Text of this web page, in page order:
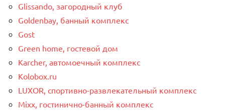
Glissando, загородный клуб
Goldenbay, банный комплекс
Gost
Green home, гостевой дом
Karcher, автомоечный комплекс
Kolobox.ru
LUXOR, спортивно-развлекательный комплекс
Mixx, гостинично-банный комплекс